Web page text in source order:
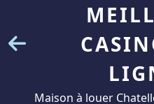
Maison à louer